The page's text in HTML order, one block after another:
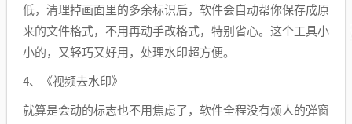
低，清理掉画面里的多余标识后，软件会自动帮你保存成原
来的文件格式，不用再动手改格式，特别省心。这个工具小
小的，又轻巧又好用，处理水印超方便。
4、《视频去水印》
就算是会动的标志也不用焦虑了，软件全程没有烦人的弹窗